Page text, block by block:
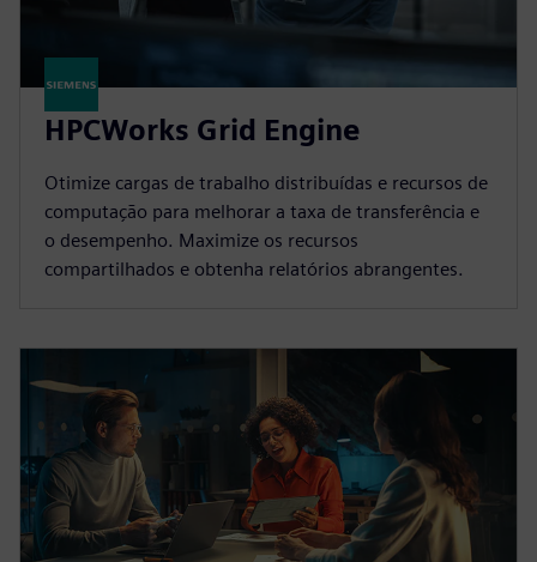
HPCWorks Grid Engine
Otimize cargas de trabalho distribuídas e recursos de
computação para melhorar a taxa de transferência e
o desempenho. Maximize os recursos
compartilhados e obtenha relatórios abrangentes.